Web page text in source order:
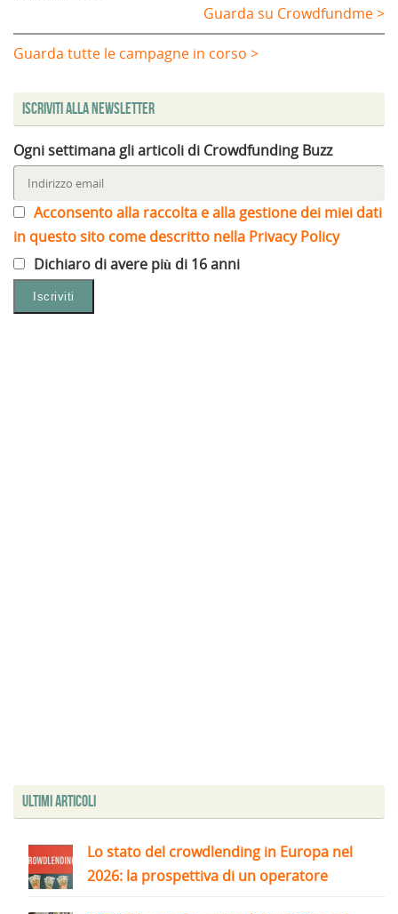
Guarda su Crowdfundme >
Guarda tutte le campagne in corso >
Iscriviti alla Newsletter
Ogni settimana gli articoli di Crowdfunding Buzz
Acconsento alla raccolta e alla gestione dei miei dati
in questo sito come descritto nella Privacy Policy
Dichiaro di avere più di 16 anni
Ultimi articoli
Lo stato del crowdlending in Europa nel
2026: la prospettiva di un operatore